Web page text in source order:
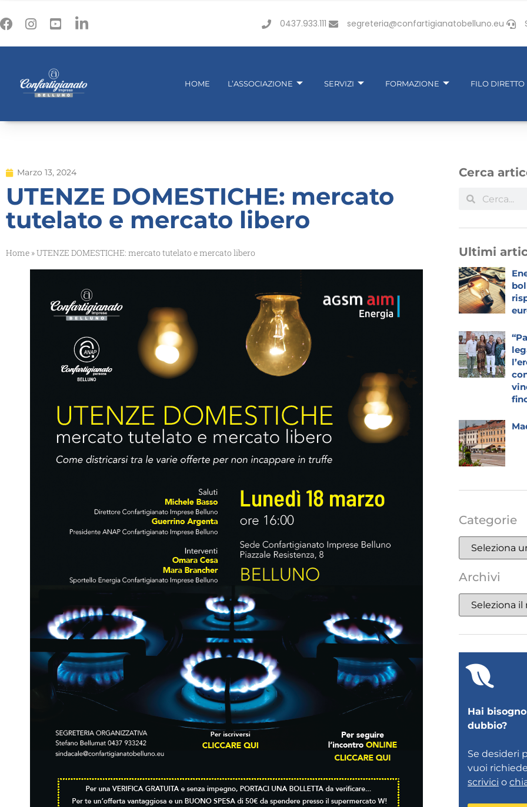
0437.933.111 segreteria@confartigianatobelluno.eu
HOME L’ASSOCIAZIONE SERVIZI FORMAZIONE FILO DIRETTO
Marzo 13, 2024
UTENZE DOMESTICHE: mercato
tutelato e mercato libero
Home »UTENZE DOMESTICHE: mercato tutelato e mercato libero
Cerca
Ultimi
Categorie
Archivi
Hai
dubbio?
Se desideri
vuoi
scrivici o